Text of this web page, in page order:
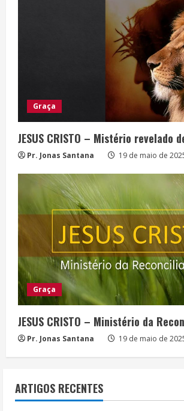
Graça
JESUS CRISTO – Mistério revelado
Pr. Jonas Santana 19 de maio de
Graça
JESUS CRISTO – Ministério da
Pr. Jonas Santana 19 de maio de
ARTIGOS RECENTES